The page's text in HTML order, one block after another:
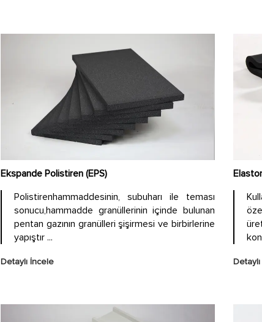
Ekspande Polistiren (EPS)
Polistirenhammaddesinin, subuharı ile teması
sonucu,hammadde granüllerinin içinde bulunan
pentan gazının granülleri şişirmesi ve birbirlerine
yapıştır ...
Detaylı İncele